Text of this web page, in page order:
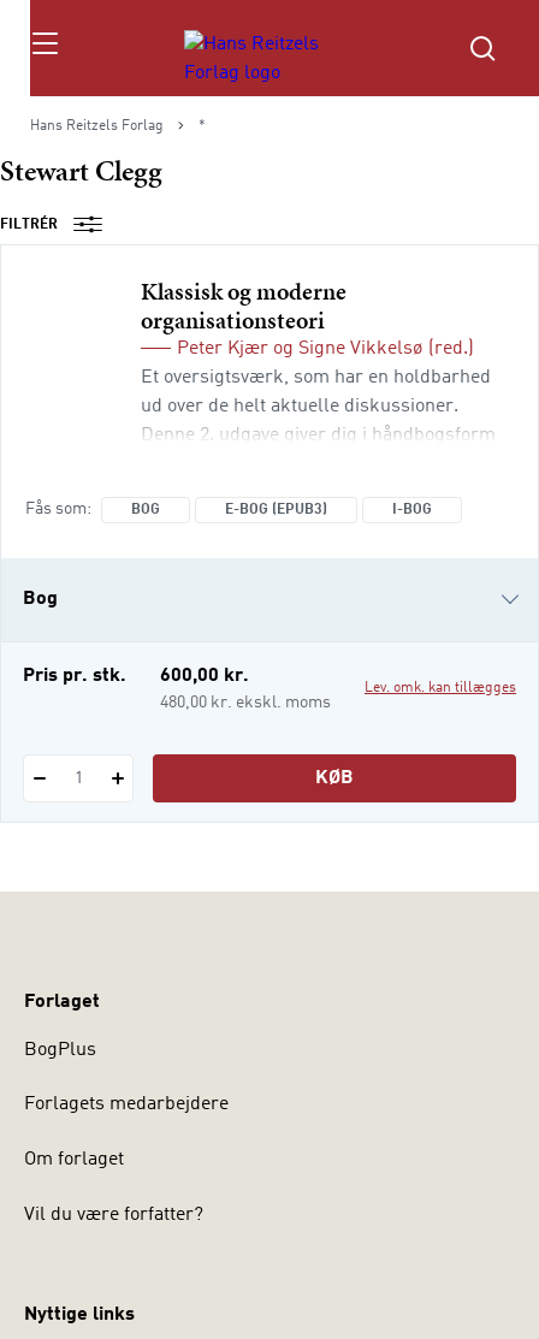
Søg
Hans Reitzels Forlag *
Stewart Clegg
FILTRÉR
Klassisk og moderne
organisationsteori
Peter Kjær og Signe Vikkelsø
(red.)
Et oversigtsværk, som har en holdbarhed
ud over de helt aktuelle diskussioner.
Denne 2. udgave giver dig i håndbogsform
"samfund af organisationer”. Det betyder, at
fra
Fås som BOG E-BOG (EPUB3) I-BOG
Bog
e-bog (epub3)
Pris pr. stk. 600,00 kr.
480,00 kr. ekskl. moms
Lev. omk. kan tillægges
1 KØB
Forlaget
BogPlus
Forlagets medarbejdere
Om forlaget
Vil du være forfatter?
Nyttige links